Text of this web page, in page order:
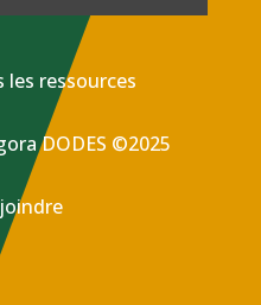
les ressources
DODES ©2025